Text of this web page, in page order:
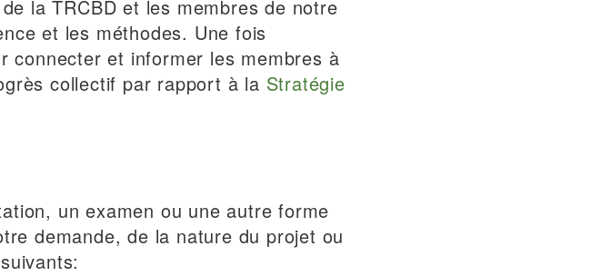
la TRCBD et les membres de notre
et les méthodes. Une fois
connecter et informer les membres à
collectif par rapport à la Stratégie
un examen ou une autre forme
demande, de la nature du projet ou